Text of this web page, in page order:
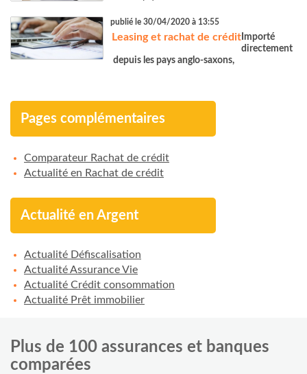
publié le 30/04/2020 à 13:55
Leasing et rachat de crédit Importé
directement
depuis les pays anglo-saxons,
Pages complémentaires
Comparateur Rachat de crédit
Actualité en Rachat de crédit
Actualité en Argent
Actualité Défiscalisation
Actualité Assurance Vie
Actualité Crédit consommation
Actualité Prêt immobilier
Plus de 100 assurances et banques
comparées